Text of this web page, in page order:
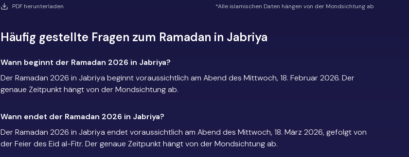
PDF herunterladen *Alle islamischen Daten hängen von der Mondsichtung ab
Häufig gestellte Fragen zum Ramadan in Jabriya
Wann beginnt der Ramadan 2026 in Jabriya?
Der Ramadan 2026 in Jabriya beginnt voraussichtlich am Abend des Mittwoch, 18. Februar 2026. Der
genaue Zeitpunkt hängt von der Mondsichtung ab.
Wann endet der Ramadan 2026 in Jabriya?
Der Ramadan 2026 in Jabriya endet voraussichtlich am Abend des Mittwoch, 18. März 2026, gefolgt von
der Feier des Eid al-Fitr. Der genaue Zeitpunkt hängt von der Mondsichtung ab.